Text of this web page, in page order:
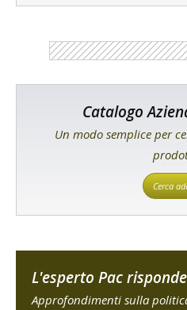
Catalogo
Un modo semplice per
Cerca
L'esperto Pac risponde
Approfondimenti sulla